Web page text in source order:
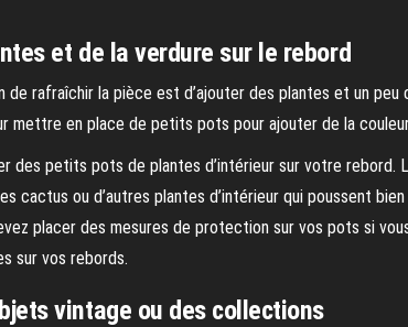
et de la verdure sur le rebord
de rafraîchir la pièce est d’ajouter des plantes et un peu
mettre en place de petits pots pour ajouter de la
des petits pots de plantes d’intérieur sur votre rebord.
cactus ou d’autres plantes d’intérieur qui poussent
placer des mesures de protection sur vos pots si
sur vos rebords.
vintage ou des collections